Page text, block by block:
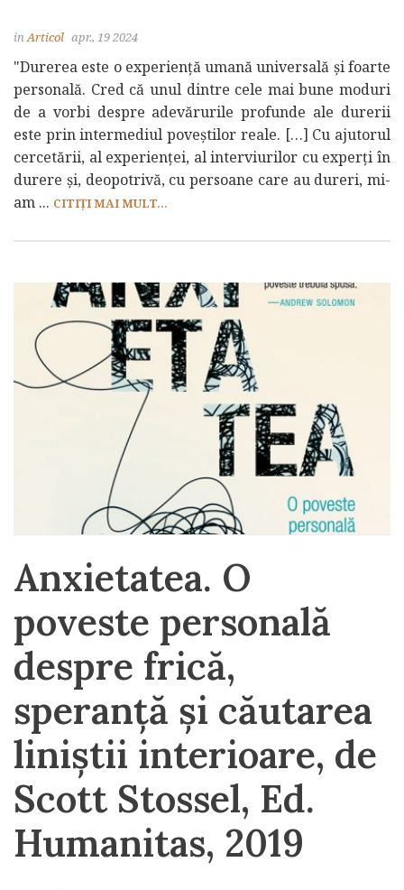
inArticol apr., 19 2024
"Durerea este o experiență umană universală și foarte
personală. Cred că unul dintre cele mai bune moduri
de a vorbi despre adevărurile profunde ale durerii
este prin intermediul poveștilor reale. […] Cu ajutorul
cercetării, al experienței, al interviurilor cu experți în
durere și, deopotrivă, cu persoane care au dureri, mi-
am ... CITIȚI MAI MULT...
Anxietatea. O
poveste personală
despre frică,
speranță și căutarea
liniștii interioare, de
Scott Stossel, Ed.
Humanitas, 2019